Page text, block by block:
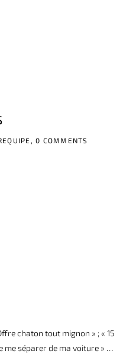
0 COMMENTS
chaton tout mignon » ; « 15
me séparer de ma voiture » …